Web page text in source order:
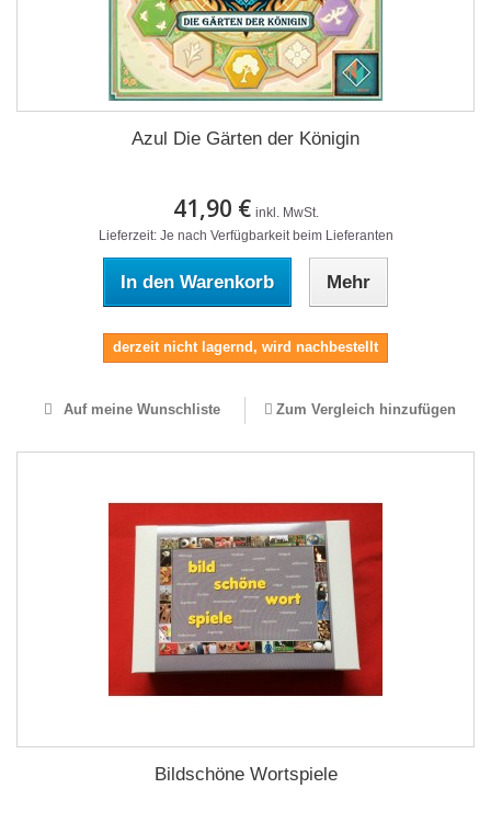
Azul Die Gärten der Königin
41,90 € inkl. MwSt.
Lieferzeit: Je nach Verfügbarkeit beim Lieferanten
In den Warenkorb Mehr
derzeit nicht lagernd, wird nachbestellt
Auf meine Wunschliste Zum Vergleich hinzufügen
Bildschöne Wortspiele